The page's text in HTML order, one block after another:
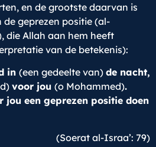
en de grootste daarvan is
geprezen positie (al-
die Allah aan hem heeft
van de betekenis):
in (een gedeelte van) de nacht,
voor jou (o Mohammed).
jou een geprezen positie doen
(Soerat al-Israa’: 79)